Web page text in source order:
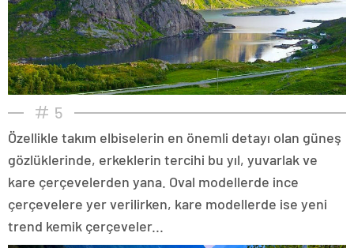
5
Özellikle takım elbiselerin en önemli detayı olan güneş
gözlüklerinde, erkeklerin tercihi bu yıl, yuvarlak ve
kare çerçevelerden yana. Oval modellerde ince
çerçevelere yer verilirken, kare modellerde ise yeni
trend kemik çerçeveler...